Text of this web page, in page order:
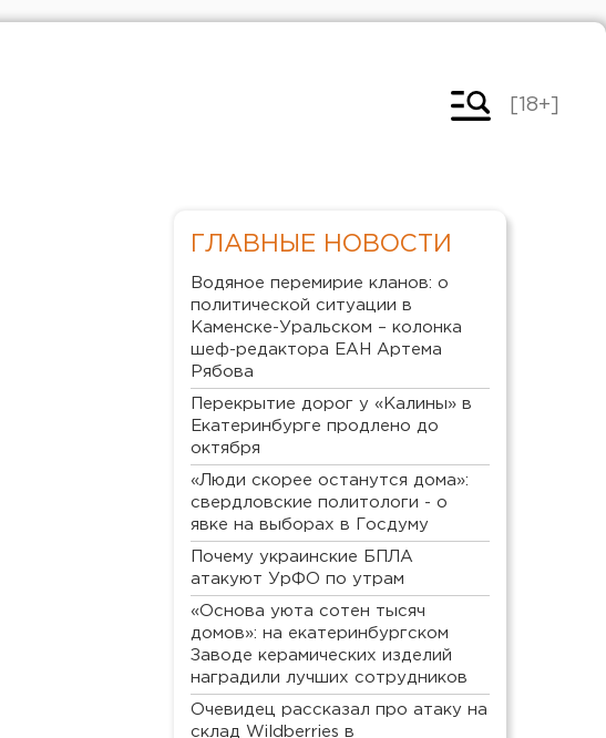
[18+]
ГЛАВНЫЕ НОВОСТИ
Водяное перемирие кланов: о
политической ситуации в
Каменске-Уральском – колонка
шеф-редактора ЕАН Артема
Рябова
Перекрытие дорог у «Калины» в
Екатеринбурге продлено до
октября
«Люди скорее останутся дома»:
свердловские политологи - о
явке на выборах в Госдуму
Почему украинские БПЛА
атакуют УрФО по утрам
«Основа уюта сотен тысяч
домов»: на екатеринбургском
Заводе керамических изделий
наградили лучших сотрудников
Очевидец рассказал про атаку на
склад Wildberries в